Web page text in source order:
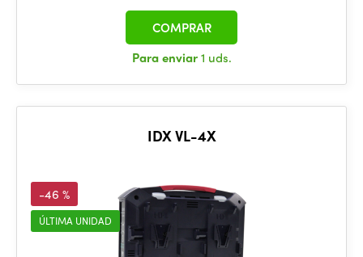
Para enviar1 uds.
COMPRAR
IDX VL-4X
-46 %
ÚLTIMA UNIDAD